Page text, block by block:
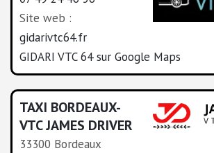
Site web :
gidarivtc64.fr
GIDARI VTC 64 sur Google Maps
TAXI BORDEAUX-
VTC JAMES DRIVER
33300 Bordeaux